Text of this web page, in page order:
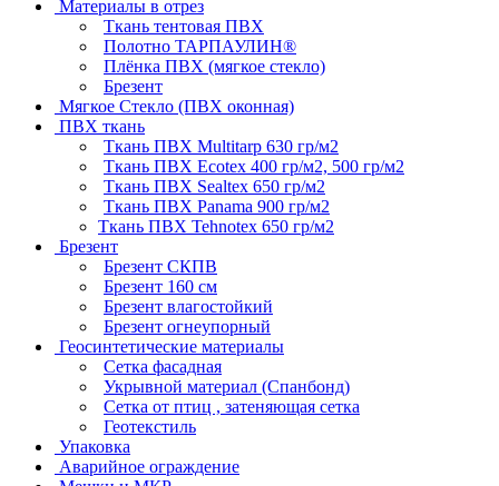
Материалы в отрез
Ткань тентовая ПВХ
Полотно ТАРПАУЛИН®
Плёнка ПВХ (мягкое стекло)
Брезент
Мягкое Стекло (ПВХ оконная)
ПВХ ткань
Ткань ПВХ Multitarp 630 гр/м2
Ткань ПВХ Ecotex 400 гр/м2, 500 гр/м2
Ткань ПВХ Sealtex 650 гр/м2
Ткань ПВХ Panama 900 гр/м2
Ткань ПВХ Tehnotex 650 гр/м2
Брезент
Брезент СКПВ
Брезент 160 см
Брезент влагостойкий
Брезент огнеупорный
Геосинтетические материалы
Сетка фасадная
Укрывной материал (Спанбонд)
Сетка от птиц , затеняющая сетка
Геотекстиль
Упаковка
Аварийное ограждение